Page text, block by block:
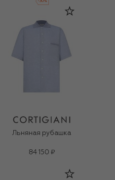
-30%
Льняная рубашка
84 150 ₽